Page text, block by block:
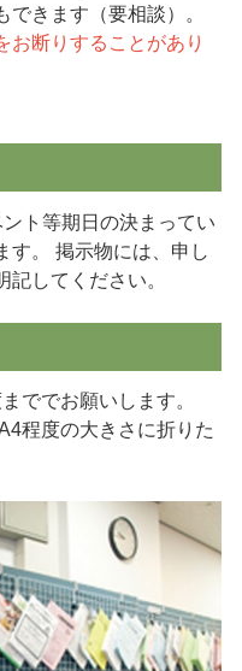
きます（要相談）。
断りすることがあり
ト等期日の決まってい
す。 掲示物には、申し
してください。
ででお願いします。
程度の大きさに折りた